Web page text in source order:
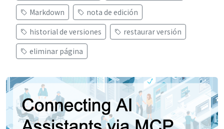
Markdown
nota de edición
historial de versiones
restaurar versión
eliminar página